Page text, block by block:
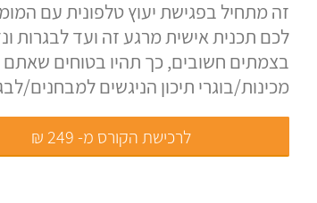
זה מתחיל בפגישת יעוץ טלפונית עם
לכם תכנית אישית מרגע זה ועד לבגרות
בצמתים חשובים, כך תהיו בטוחים שאתם
מכינות/בוגרי תיכון הניגשים למבחנים/
לרכישת הקורס מ- 249 ₪